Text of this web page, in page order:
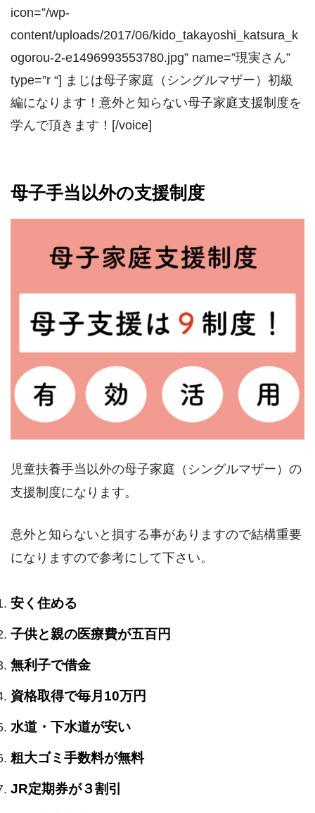
icon=”/wp-
content/uploads/2017/06/kido_takayoshi_katsura_k
ogorou-2-e1496993553780.jpg” name=”現実さん”
type=”r “] まじは母子家庭（シングルマザー）初級
編になります！意外と知らない母子家庭支援制度を
学んで頂きます！[/voice]
母子手当以外の支援制度
児童扶養手当以外の母子家庭（シングルマザー）の
支援制度になります。
意外と知らないと損する事がありますので結構重要
になりますので参考にして下さい。
安く住める
子供と親の医療費が五百円
無利子で借金
資格取得で毎月10万円
水道・下水道が安い
粗大ゴミ手数料が無料
JR定期券が３割引